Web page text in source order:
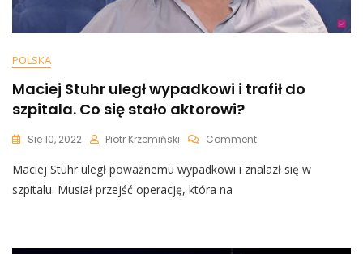
POLSKA
Maciej Stuhr uległ wypadkowi i trafił do
szpitala. Co się stało aktorowi?
Sie 10, 2022 Piotr Krzemiński CommentOn
Stuhr
Do
Maciej Stuhr uległ poważnemu wypadkowi i znalazł się w
szpitalu. Musiał przejść operację, która na